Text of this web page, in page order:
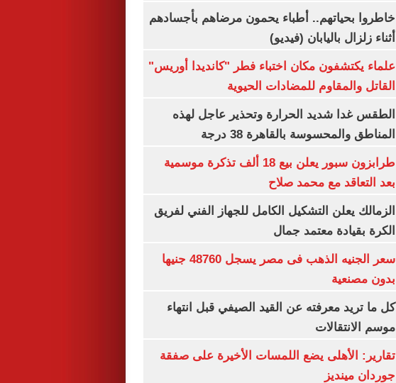
خاطروا بحياتهم.. أطباء يحمون مرضاهم بأجسادهم
أثناء زلزال باليابان (فيديو)
علماء يكتشفون مكان اختباء فطر "كانديدا أوريس"
القاتل والمقاوم للمضادات الحيوية
الطقس غدا شديد الحرارة وتحذير عاجل لهذه
المناطق والمحسوسة بالقاهرة 38 درجة
طرابزون سبور يعلن بيع 18 ألف تذكرة موسمية
بعد التعاقد مع محمد صلاح
الزمالك يعلن التشكيل الكامل للجهاز الفني لفريق
الكرة بقيادة معتمد جمال
سعر الجنيه الذهب فى مصر يسجل 48760 جنيها
بدون مصنعية
كل ما تريد معرفته عن القيد الصيفي قبل انتهاء
موسم الانتقالات
تقارير: الأهلى يضع اللمسات الأخيرة على صفقة
جوردان مينديز